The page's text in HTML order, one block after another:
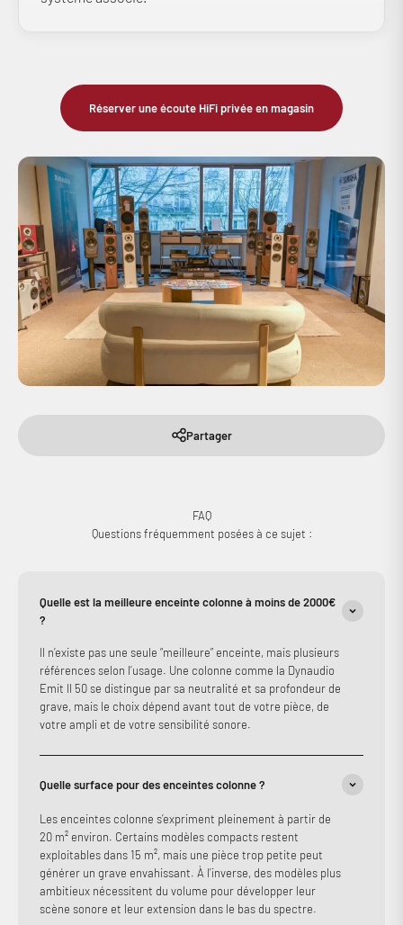
Réserver une écoute HiFi privée en magasin
Partager
FAQ
Questions fréquemment posées à ce sujet :
Quelle est la meilleure enceinte colonne à moins de 2000€
?
Il n’existe pas une seule “meilleure” enceinte, mais plusieurs
références selon l’usage. Une colonne comme la Dynaudio
Emit II 50 se distingue par sa neutralité et sa profondeur de
grave, mais le choix dépend avant tout de votre pièce, de
votre ampli et de votre sensibilité sonore.
Quelle surface pour des enceintes colonne ?
Les enceintes colonne s’expriment pleinement à partir de
20 m² environ. Certains modèles compacts restent
exploitables dans 15 m², mais une pièce trop petite peut
générer un grave envahissant. À l’inverse, des modèles plus
ambitieux nécessitent du volume pour développer leur
scène sonore et leur extension dans le bas du spectre.